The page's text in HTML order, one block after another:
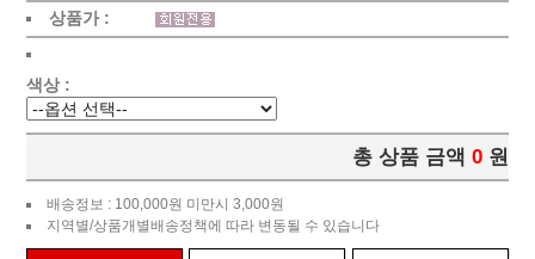
상품가 :
색상 :
총 상품 금액 0 원
배송정보 : 100,000원 미만시 3,000원
지역별/상품개별배송정책에 따라 변동될 수 있습니다